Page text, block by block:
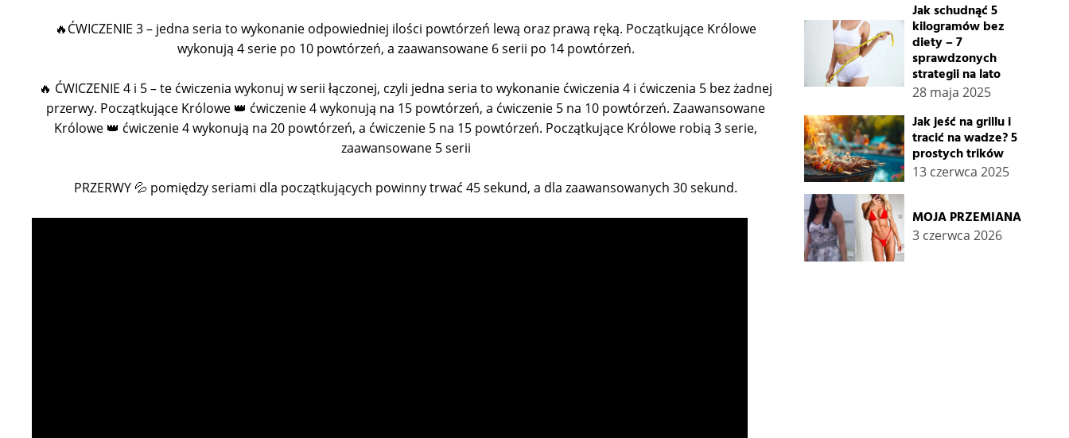
🔥ĆWICZENIE 3 – jedna seria to wykonanie odpowiedniej ilości powtórzeń lewą oraz prawą ręką. Początkujące Królowe
wykonują 4 serie po 10 powtórzeń, a zaawansowane 6 serii po 14 powtórzeń.
🔥 ĆWICZENIE 4 i 5 – te ćwiczenia wykonuj w serii łączonej, czyli jedna seria to wykonanie ćwiczenia 4 i ćwiczenia 5 bez żadnej
przerwy. Początkujące Królowe 👑 ćwiczenie 4 wykonują na 15 powtórzeń, a ćwiczenie 5 na 10 powtórzeń. Zaawansowane
Królowe 👑 ćwiczenie 4 wykonują na 20 powtórzeń, a ćwiczenie 5 na 15 powtórzeń. Początkujące Królowe robią 3 serie,
zaawansowane 5 serii
PRZERWY 💦 pomiędzy seriami dla początkujących powinny trwać 45 sekund, a dla zaawansowanych 30 sekund.
Jak schudnąć 5
kilogramów bez
diety – 7
sprawdzonych
strategii na lato
28 maja 2025
Jak jeść na grillu i
tracić na wadze? 5
prostych trików
13 czerwca 2025
MOJA PRZEMIANA
3 czerwca 2026